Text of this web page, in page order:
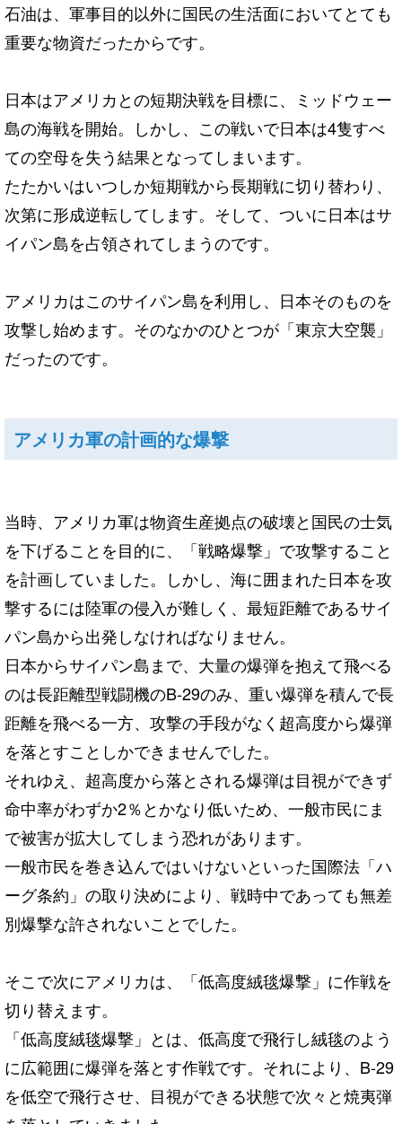
石油は、軍事目的以外に国民の生活面においてとても
重要な物資だったからです。
日本はアメリカとの短期決戦を目標に、ミッドウェー
島の海戦を開始。しかし、この戦いで日本は4隻すべ
ての空母を失う結果となってしまいます。
たたかいはいつしか短期戦から長期戦に切り替わり、
次第に形成逆転してします。そして、ついに日本はサ
イパン島を占領されてしまうのです。
アメリカはこのサイパン島を利用し、日本そのものを
攻撃し始めます。そのなかのひとつが「東京大空襲」
だったのです。
アメリカ軍の計画的な爆撃
当時、アメリカ軍は物資生産拠点の破壊と国民の士気
を下げることを目的に、「戦略爆撃」で攻撃すること
を計画していました。しかし、海に囲まれた日本を攻
撃するには陸軍の侵入が難しく、最短距離であるサイ
パン島から出発しなければなりません。
日本からサイパン島まで、大量の爆弾を抱えて飛べる
のは長距離型戦闘機のB-29のみ、重い爆弾を積んで長
距離を飛べる一方、攻撃の手段がなく超高度から爆弾
を落とすことしかできませんでした。
それゆえ、超高度から落とされる爆弾は目視ができず
命中率がわずか2％とかなり低いため、一般市民にま
で被害が拡大してしまう恐れがあります。
一般市民を巻き込んではいけないといった国際法「ハ
ーグ条約」の取り決めにより、戦時中であっても無差
別爆撃な許されないことでした。
そこで次にアメリカは、「低高度絨毯爆撃」に作戦を
切り替えます。
「低高度絨毯爆撃」とは、低高度で飛行し絨毯のよう
に広範囲に爆弾を落とす作戦です。それにより、B-29
を低空で飛行させ、目視ができる状態で次々と焼夷弾